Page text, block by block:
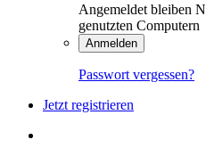
Angemeldet bleiben
genutzten Computern
Anmelden
Passwort vergessen?
Jetzt registrieren